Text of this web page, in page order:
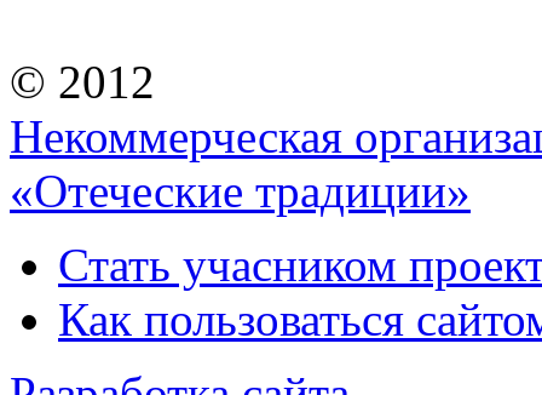
© 2012
Некоммерческая
«Отеческие традиции»
Стать учасником
Как пользоваться